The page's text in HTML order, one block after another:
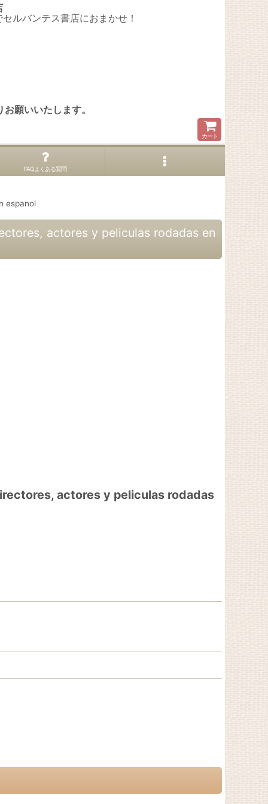
ルバンテス書店におまかせ！
お願いいたします。
カート
FAQよくある質問
espanol
actores y peliculas rodadas en
actores y peliculas rodadas